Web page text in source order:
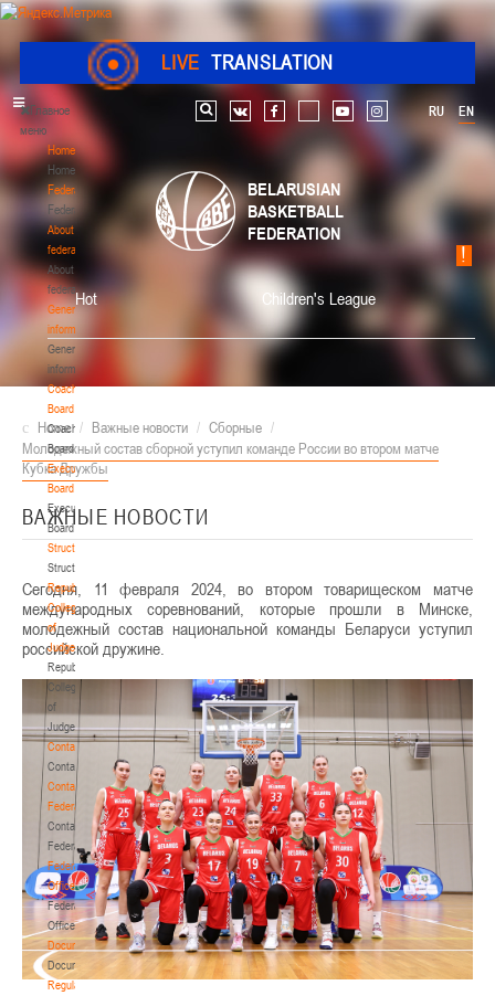
LIVE TRANSLATION
Главное
меню
Home
Home
Federation
Federation
About
federation
About
federation
General
information
General
information
Coaching
Board
Coaching
Board
Executive
Board
Executive
Board
Structure
Structure
Republican
Collegium
of
Judges
Republican
Collegium
of
Judges
Contacts
Contacts
Contact
Federation
Contact
Federation
Federation
Office
Federation
Office
Documentation
Documentation
Regulatory
RU EN
Search vk facebook youtube instagram
BELARUSIAN
BASKETBALL
FEDERATION
Hot Children's League
Home / Важные новости / Сборные /
Молодежный состав сборной уступил команде России во втором матче
Кубка Дружбы
ВАЖНЫЕ НОВОСТИ
Сегодня, 11 февраля 2024, во втором товарищеском матче
международных соревнований, которые прошли в Минске,
молодежный состав национальной команды Беларуси уступил
российской дружине.